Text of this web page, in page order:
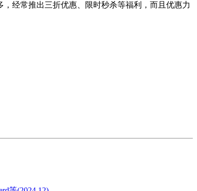
经常推出三折优惠、限时秒杀等福利，而且优惠力